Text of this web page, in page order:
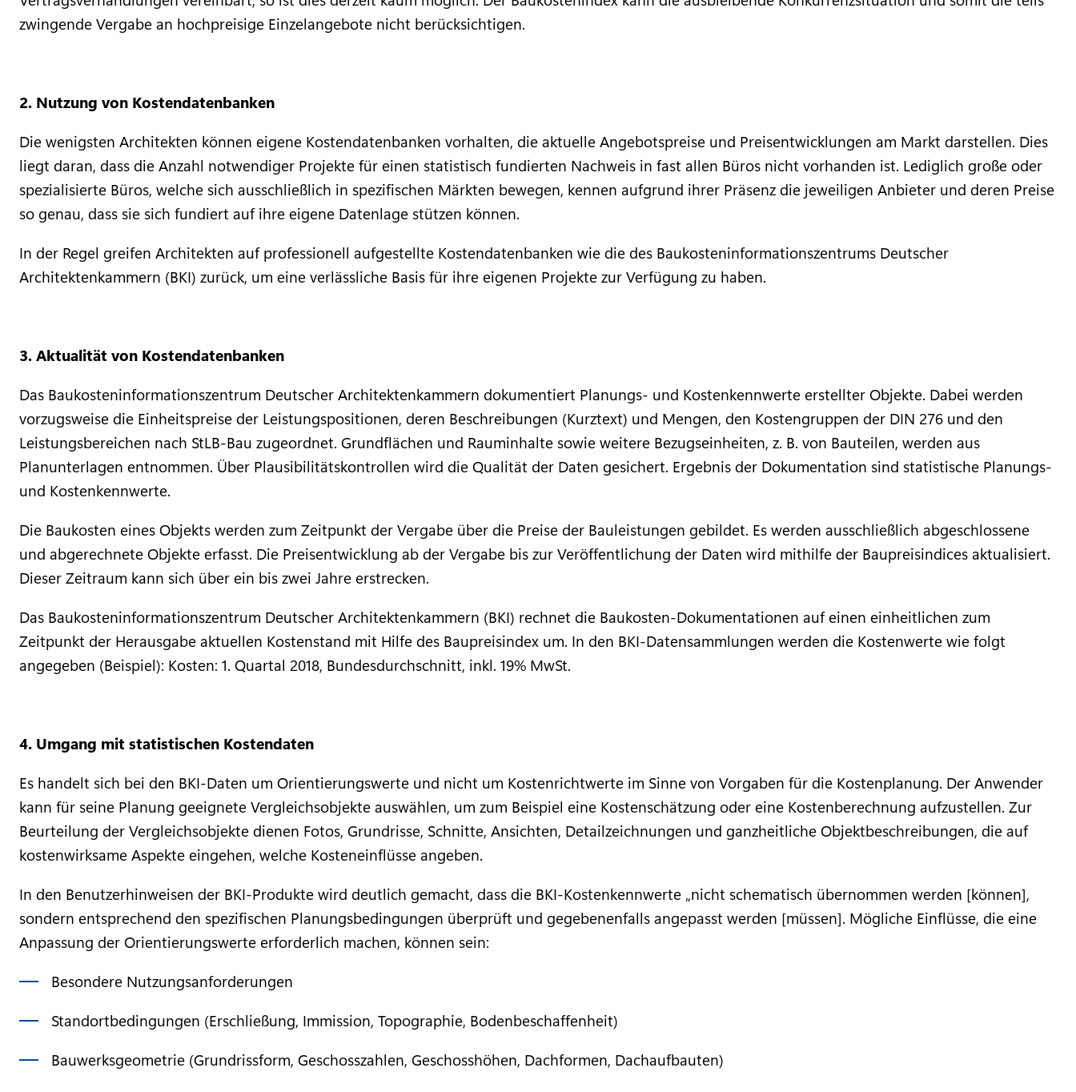
zwingende Vergabe an hochpreisige Einzelangebote nicht berücksichtigen.
2. Nutzung von Kostendatenbanken
Die wenigsten Architekten können eigene Kostendatenbanken vorhalten, die aktuelle Angebotspreise und Preisentwicklungen am Markt darstellen. Dies
liegt daran, dass die Anzahl notwendiger Projekte für einen statistisch fundierten Nachweis in fast allen Büros nicht vorhanden ist. Lediglich große oder
spezialisierte Büros, welche sich ausschließlich in spezifischen Märkten bewegen, kennen aufgrund ihrer Präsenz die jeweiligen Anbieter und deren Preise
so genau, dass sie sich fundiert auf ihre eigene Datenlage stützen können.
In der Regel greifen Architekten auf professionell aufgestellte Kostendatenbanken wie die des Baukosteninformationszentrums Deutscher
Architektenkammern (BKI) zurück, um eine verlässliche Basis für ihre eigenen Projekte zur Verfügung zu haben.
3. Aktualität von Kostendatenbanken
Das Baukosteninformationszentrum Deutscher Architektenkammern dokumentiert Planungs- und Kostenkennwerte erstellter Objekte. Dabei werden
vorzugsweise die Einheitspreise der Leistungspositionen, deren Beschreibungen (Kurztext) und Mengen, den Kostengruppen der DIN 276 und den
Leistungsbereichen nach StLB-Bau zugeordnet. Grundflächen und Rauminhalte sowie weitere Bezugseinheiten, z. B. von Bauteilen, werden aus
Planunterlagen entnommen. Über Plausibilitätskontrollen wird die Qualität der Daten gesichert. Ergebnis der Dokumentation sind statistische Planungs-
und Kostenkennwerte.
Die Baukosten eines Objekts werden zum Zeitpunkt der Vergabe über die Preise der Bauleistungen gebildet. Es werden ausschließlich abgeschlossene
und abgerechnete Objekte erfasst. Die Preisentwicklung ab der Vergabe bis zur Veröffentlichung der Daten wird mithilfe der Baupreisindices aktualisiert.
Dieser Zeitraum kann sich über ein bis zwei Jahre erstrecken.
Das Baukosteninformationszentrum Deutscher Architektenkammern (BKI) rechnet die Baukosten-Dokumentationen auf einen einheitlichen zum
Zeitpunkt der Herausgabe aktuellen Kostenstand mit Hilfe des Baupreisindex um. In den BKI-Datensammlungen werden die Kostenwerte wie folgt
angegeben (Beispiel): Kosten: 1. Quartal 2018, Bundesdurchschnitt, inkl. 19% MwSt.
4. Umgang mit statistischen Kostendaten
Es handelt sich bei den BKI-Daten um Orientierungswerte und nicht um Kostenrichtwerte im Sinne von Vorgaben für die Kostenplanung. Der Anwender
kann für seine Planung geeignete Vergleichsobjekte auswählen, um zum Beispiel eine Kostenschätzung oder eine Kostenberechnung aufzustellen. Zur
Beurteilung der Vergleichsobjekte dienen Fotos, Grundrisse, Schnitte, Ansichten, Detailzeichnungen und ganzheitliche Objektbeschreibungen, die auf
kostenwirksame Aspekte eingehen, welche Kosteneinflüsse angeben.
In den Benutzerhinweisen der BKI-Produkte wird deutlich gemacht, dass die BKI-Kostenkennwerte „nicht schematisch übernommen werden [können],
sondern entsprechend den spezifischen Planungsbedingungen überprüft und gegebenenfalls angepasst werden [müssen]. Mögliche Einflüsse, die eine
Anpassung der Orientierungswerte erforderlich machen, können sein:
Besondere Nutzungsanforderungen
Standortbedingungen (Erschließung, Immission, Topographie, Bodenbeschaffenheit)
Bauwerksgeometrie (Grundrissform, Geschosszahlen, Geschosshöhen, Dachformen, Dachaufbauten)